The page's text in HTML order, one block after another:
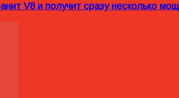
V8 и получит сразу несколько